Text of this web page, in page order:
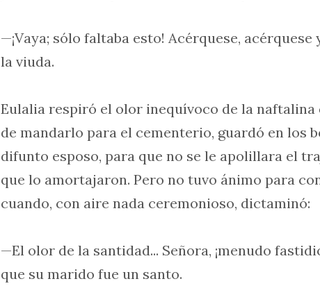
—¡Vaya; sólo faltaba esto! Acérquese,
la viuda.
Eulalia respiró el olor inequívoco de la naftalina
de mandarlo para el cementerio, guardó en los
difunto esposo, para que no se le apolillara el
que lo amortajaron. Pero no tuvo ánimo para
cuando, con aire nada ceremonioso, dictaminó:
—El olor de la santidad... Señora, ¡menudo
que su marido fue un santo.